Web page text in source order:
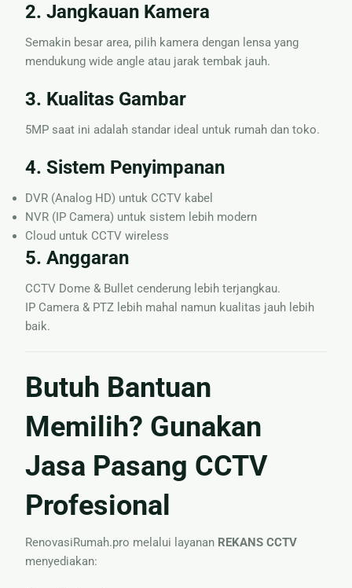
2. Jangkauan Kamera
Semakin besar area, pilih kamera dengan lensa yang
mendukung wide angle atau jarak tembak jauh.
3. Kualitas Gambar
5MP saat ini adalah standar ideal untuk rumah dan toko.
4. Sistem Penyimpanan
DVR (Analog HD) untuk CCTV kabel
NVR (IP Camera) untuk sistem lebih modern
Cloud untuk CCTV wireless
5. Anggaran
CCTV Dome & Bullet cenderung lebih terjangkau.
IP Camera & PTZ lebih mahal namun kualitas jauh lebih
baik.
Butuh Bantuan
Memilih? Gunakan
Jasa Pasang CCTV
Profesional
RenovasiRumah.pro melalui layanan REKANS CCTV
menyediakan: